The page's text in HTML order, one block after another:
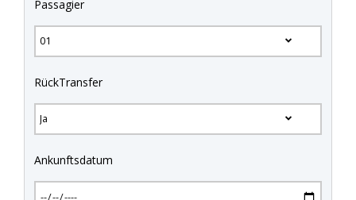
Passagier
RückTransfer
Ankunftsdatum